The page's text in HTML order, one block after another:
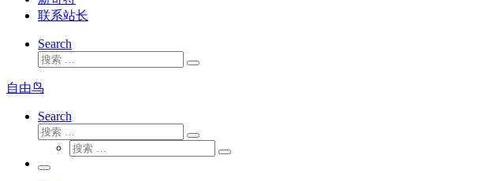
联系站长
Search
搜
搜
自由鸟
Search
搜
搜
索
搜
搜
主